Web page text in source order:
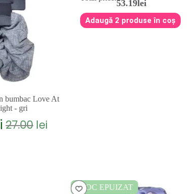
bumbac Love At
- gri
27.00 lei
Prețul
Prețul
53.19lei
Adaugă 2 produse în coș
STOC EPUIZAT